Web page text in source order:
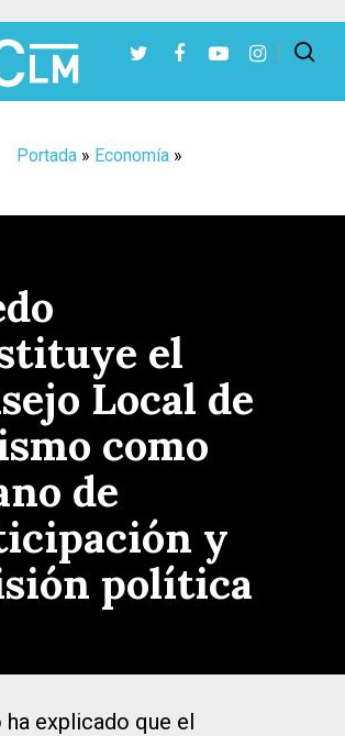
Portada» Economía»
el
Local de
como
de
y
política
ha explicado que el